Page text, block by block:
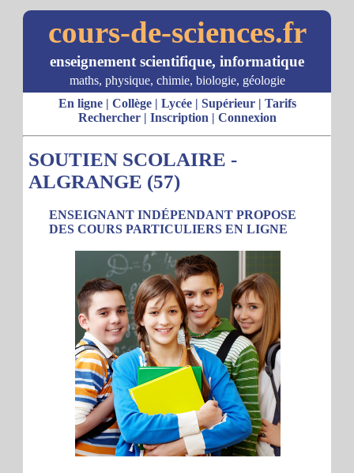
cours-de-sciences.fr
enseignement scientifique, informatique
maths, physique, chimie, biologie, géologie
En ligne| Collège| Lycée| Supérieur| Tarifs
Rechercher| Inscription | Connexion
SOUTIEN SCOLAIRE -
ALGRANGE (57)
ENSEIGNANT INDÉPENDANT PROPOSE
DES COURS PARTICULIERS EN LIGNE